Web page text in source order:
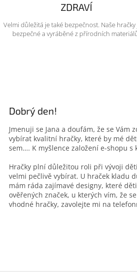
ZDRAVÍ
Velmi důležitá je také bezpečnost. Naše
bezpečné a vyráběné z přírodních
Dobrý den!
Jmenuji se Jana a doufám, že se Vám
vybírat kvalitní hračky, které by mé
sem…. K myšlence založení e-shopu
Hračky plní důležitou roli při vývoji
velmi pečlivě vybírat. U hraček kladu
mám ráda zajímavé designy, které
ověřených značek, u kterých vím, že
vhodné hračky, zavolejte mi na